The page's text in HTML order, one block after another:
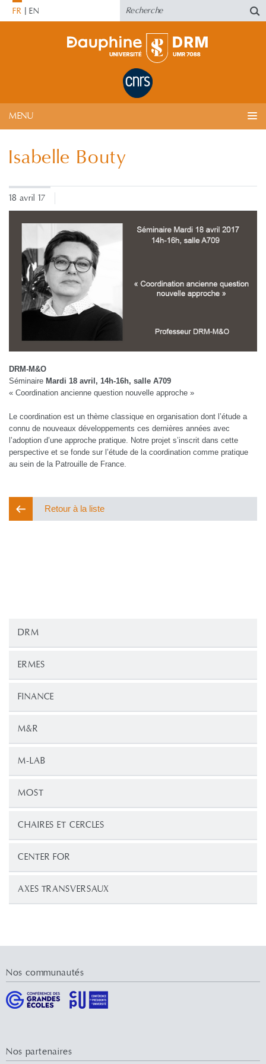
FR EN
MENU
DRM
ERMES
FINANCE
M&R
M-LAB
MOST
CHAIRES ET CERCLES
CENTER FOR
AXES TRANSVERSAUX
Isabelle Bouty
18 avril 17
DRM-M&O
Séminaire Mardi 18 avril, 14h-16h, salle A709
« Coordination ancienne question nouvelle approche »
Le coordination est un thème classique en organisation dont l’étude a
connu de nouveaux développements ces dernières années avec
l’adoption d’une approche pratique. Notre projet s’inscrit dans cette
perspective et se fonde sur l’étude de la coordination comme pratique
au sein de la Patrouille de France.
Retour à la liste
Nos communautés
Nos partenaires